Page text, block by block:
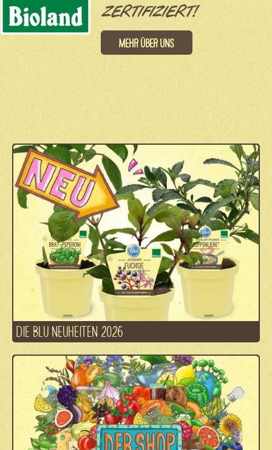
ZERTIFIZIERT!
Mehr über uns
DIE BLU NEUHEITEN 2026